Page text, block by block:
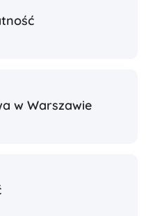
w Warszawie